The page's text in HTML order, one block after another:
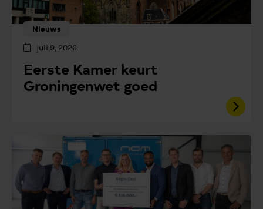
Nieuws
juli 9, 2026
Eerste Kamer keurt
Groningenwet goed